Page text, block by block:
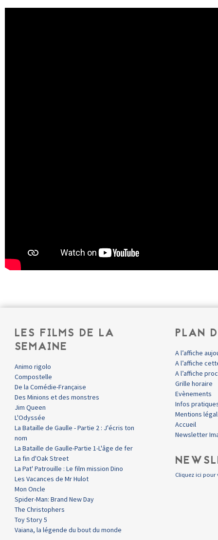
LES FILMS DE LA
SEMAINE
Animo rigolo
Compostelle
De la Comédie-Française
Des Minions et des monstres
Jim Queen
L'Odyssée
La Bataille de Gaulle - Partie 2 : J'écris ton
nom
La Bataille de Gaulle-Partie 1-L'âge de fer
La fin d'Oak Street
La Pat' Patrouille : Le film mission Dino
Les Vacances de Mr Hulot
Mon Oncle
Spider-Man: Brand New Day
The Christophers
Toy Story 5
Vaiana, la légende du bout du monde
PLAN
A l’affiche
A l’affiche
A l’affiche
Grille horaire
Evènements
Infos
Mentions
Accueil
Newsletter
Cliquez ici pour